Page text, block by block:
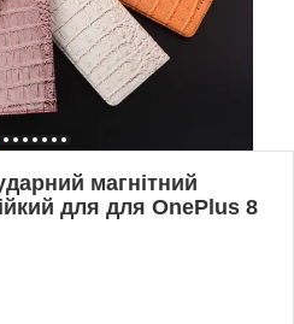
магнітний
для для OnePlus 8